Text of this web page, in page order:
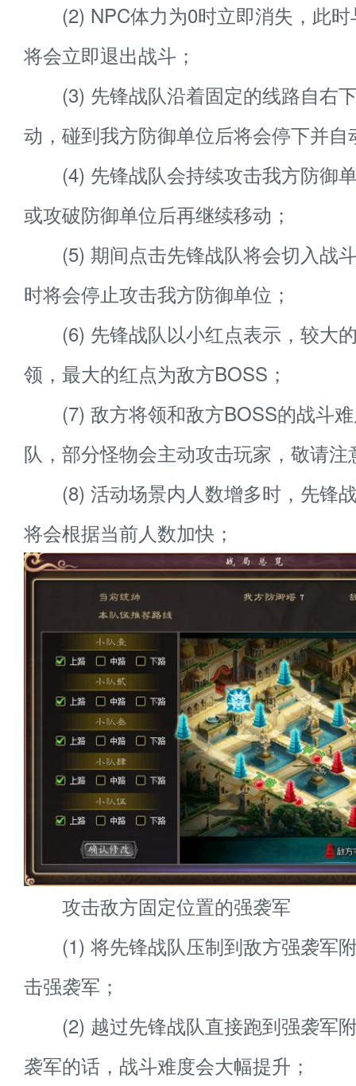
(2) NPC体力为0时立即消失，此时
将会立即退出战斗；
(3) 先锋战队沿着固定的线路自右
动，碰到我方防御单位后将会停下并自
(4) 先锋战队会持续攻击我方防御
或攻破防御单位后再继续移动；
(5) 期间点击先锋战队将会切入战
时将会停止攻击我方防御单位；
(6) 先锋战队以小红点表示，较大
领，最大的红点为敌方BOSS；
(7) 敌方将领和敌方BOSS的战斗难
队，部分怪物会主动攻击玩家，敬请注
(8) 活动场景内人数增多时，先锋
将会根据当前人数加快；
攻击敌方固定位置的强袭军
(1) 将先锋战队压制到敌方强袭军
击强袭军；
(2) 越过先锋战队直接跑到强袭军
袭军的话，战斗难度会大幅提升；